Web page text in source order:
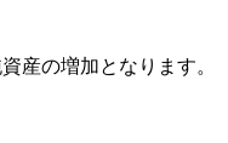
産の増加となります。